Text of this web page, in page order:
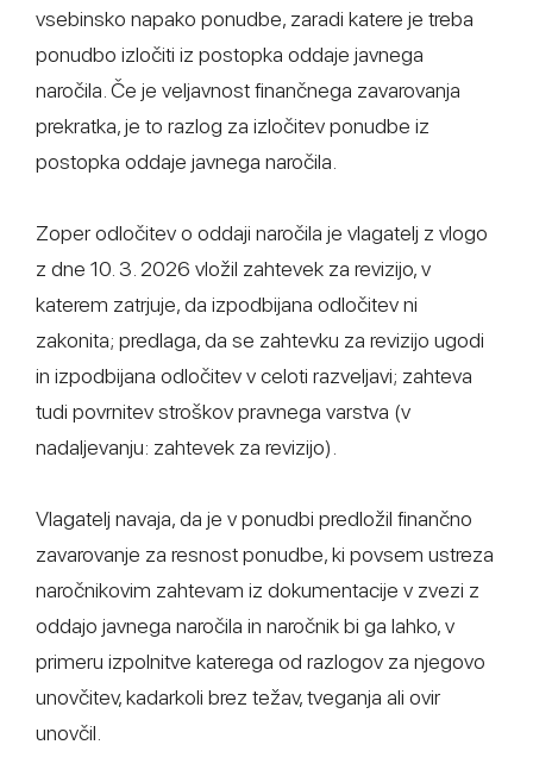
vsebinsko napako ponudbe, zaradi katere je treba
ponudbo izločiti iz postopka oddaje javnega
naročila. Če je veljavnost finančnega zavarovanja
prekratka, je to razlog za izločitev ponudbe iz
postopka oddaje javnega naročila.
Zoper odločitev o oddaji naročila je vlagatelj z vlogo
z dne 10. 3. 2026 vložil zahtevek za revizijo, v
katerem zatrjuje, da izpodbijana odločitev ni
zakonita; predlaga, da se zahtevku za revizijo ugodi
in izpodbijana odločitev v celoti razveljavi; zahteva
tudi povrnitev stroškov pravnega varstva (v
nadaljevanju: zahtevek za revizijo).
Vlagatelj navaja, da je v ponudbi predložil finančno
zavarovanje za resnost ponudbe, ki povsem ustreza
naročnikovim zahtevam iz dokumentacije v zvezi z
oddajo javnega naročila in naročnik bi ga lahko, v
primeru izpolnitve katerega od razlogov za njegovo
unovčitev, kadarkoli brez težav, tveganja ali ovir
unovčil.